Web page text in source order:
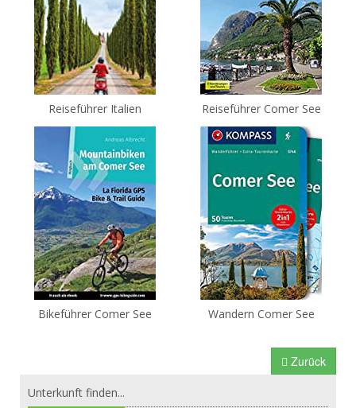
Reiseführer Italien Reiseführer Comer See
Bikeführer Comer See Wandern Comer See
Zurück
Unterkunft finden...